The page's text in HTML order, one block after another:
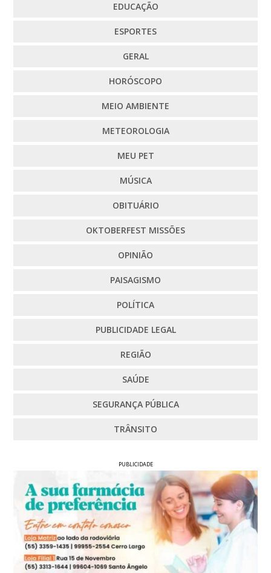
EDUCAÇÃO
ESPORTES
GERAL
HORÓSCOPO
MEIO AMBIENTE
METEOROLOGIA
MEU PET
MÚSICA
OBITUÁRIO
OKTOBERFEST MISSÕES
OPINIÃO
PAISAGISMO
POLÍTICA
PUBLICIDADE LEGAL
REGIÃO
SAÚDE
SEGURANÇA PÚBLICA
TRÂNSITO
PUBLICIDADE